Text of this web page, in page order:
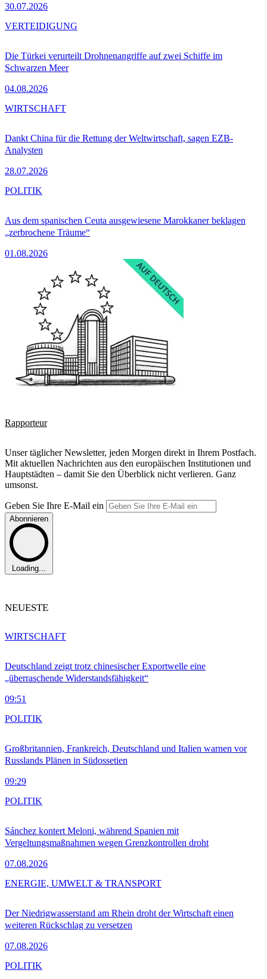
30.07.2026
Die Türkei verurteilt Drohnenangriffe auf zwei Schiffe im
Schwarzen Meer
04.08.2026
VERTEIDIGUNG
Dankt China für die Rettung der Weltwirtschaft, sagen EZB-
Analysten
28.07.2026
WIRTSCHAFT
Aus dem spanischen Ceuta ausgewiesene Marokkaner beklagen
„zerbrochene Träume“
01.08.2026
POLITIK
Rapporteur
Unser täglicher Newsletter, jeden Morgen direkt in Ihrem Postfach.
Mit aktuellen Nachrichten aus den europäischen Institutionen und
Hauptstädten – damit Sie den Überblick nicht verlieren. Ganz
umsonst.
Geben Sie Ihre E-Mail ein
Abonnieren
Loading...
NEUESTE
Deutschland zeigt trotz chinesischer Exportwelle eine
„überraschende Widerstandsfähigkeit“
09:51
WIRTSCHAFT
Großbritannien, Frankreich, Deutschland und Italien warnen vor
Russlands Plänen in Südossetien
09:29
POLITIK
Sánchez kontert Meloni, während Spanien mit
Vergeltungsmaßnahmen wegen Grenzkontrollen droht
07.08.2026
POLITIK
Der Niedrigwasserstand am Rhein droht der Wirtschaft einen
weiteren Rückschlag zu versetzen
07.08.2026
ENERGIE, UMWELT & TRANSPORT
POLITIK